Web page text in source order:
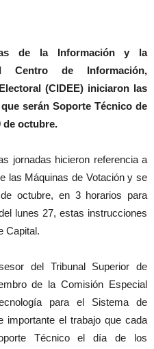
de la Información y la
Centro de Información,
(CIDEE) iniciaron las
serán Soporte Técnico de
de octubre.
jornadas hicieron referencia a
las Máquinas de Votación y se
octubre, en 3 horarios para
lunes 27, estas instrucciones
Capital.
del Tribunal Superior de
de la Comisión Especial
para el Sistema de
importante el trabajo que cada
Técnico el día de los